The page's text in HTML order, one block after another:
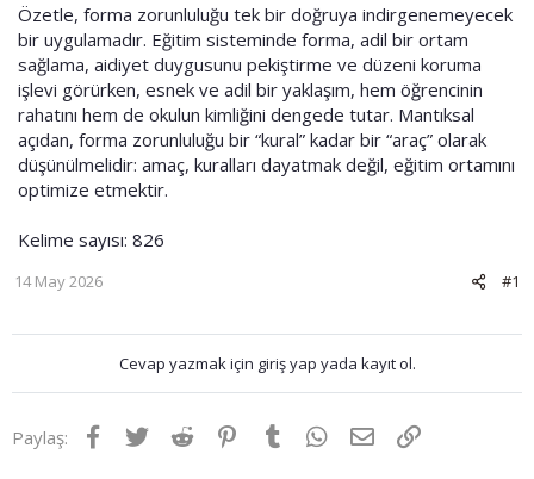
Özetle, forma zorunluluğu tek bir doğruya indirgenemeyecek
bir uygulamadır. Eğitim sisteminde forma, adil bir ortam
sağlama, aidiyet duygusunu pekiştirme ve düzeni koruma
işlevi görürken, esnek ve adil bir yaklaşım, hem öğrencinin
rahatını hem de okulun kimliğini dengede tutar. Mantıksal
açıdan, forma zorunluluğu bir “kural” kadar bir “araç” olarak
düşünülmelidir: amaç, kuralları dayatmak değil, eğitim ortamını
optimize etmektir.
Kelime sayısı: 826
#1
14 May 2026
Cevap yazmak için giriş yap yada kayıt ol.
Paylaş: Facebook
TwitterReddit Pinterest
Tumblr WhatsApp
E-postaLink